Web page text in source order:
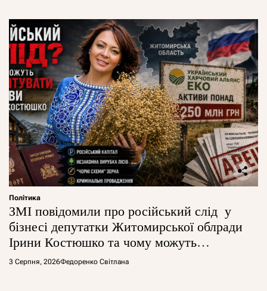
Політика
ЗМІ повідомили про російський слід у
бізнесі депутатки Житомирської облради
Ірини Костюшко та чому можуть
арештувати її активи
3 Серпня, 2026Федоренко Світлана